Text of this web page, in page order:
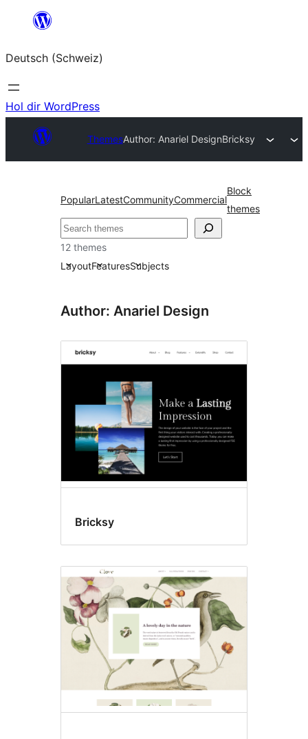
springen
Deutsch (Schweiz)
Hol dir WordPress
ThemesAuthor: Anariel DesignBricksy
PopularLatestCommunityCommercial
Block
themes
Suchen
12 themes
LayoutFeaturesSubjects
Author: Anariel Design
Bricksy